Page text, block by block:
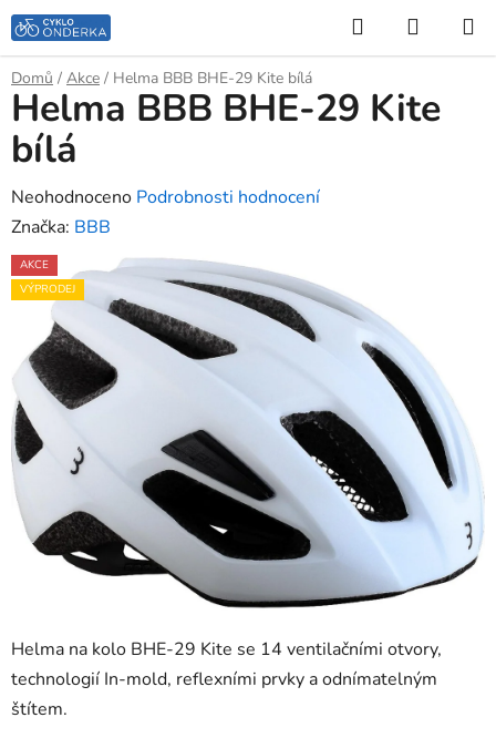
Přejít
na
obsah
Hledat
KOŠÍK
Domů / Akce / Helma BBB BHE-29 Kite bílá
Helma na kolo BHE-29 Kite se 14 ventilačními otvory,
technologií In-mold, reflexními prvky a odnímatelným
štítem.
Helma BBB BHE-29 Kite
bílá
Průměrné
hodnocení
produktu
je
5
hvězdiček.
Neohodnoceno Podrobnosti hodnocení
Značka: BBB
AKCE
VÝPRODEJ